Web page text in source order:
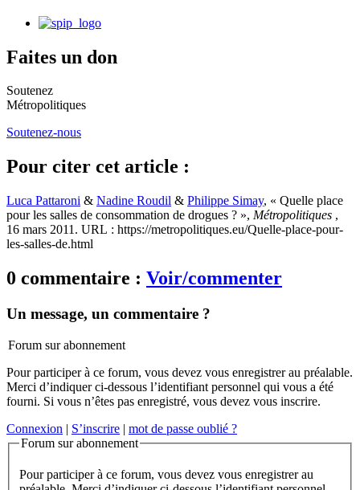
Faites un don
Soutenez
Métropolitiques
Soutenez-nous
Pour citer cet article :
Luca Pattaroni & Nadine Roudil & Philippe Simay, « Quelle place
pour les salles de consommation de drogues ? », Métropolitiques ,
16 mars 2011. URL : https://metropolitiques.eu/Quelle-place-pour-
les-salles-de.html
0 commentaire : Voir/commenter
Un message, un commentaire ?
Forum sur abonnement
Pour participer à ce forum, vous devez vous enregistrer au préalable.
Merci d’indiquer ci-dessous l’identifiant personnel qui vous a été
fourni. Si vous n’êtes pas enregistré, vous devez vous inscrire.
Connexion | S’inscrire | mot de passe oublié ?
Forum sur abonnement
Pour participer à ce forum, vous devez vous enregistrer au